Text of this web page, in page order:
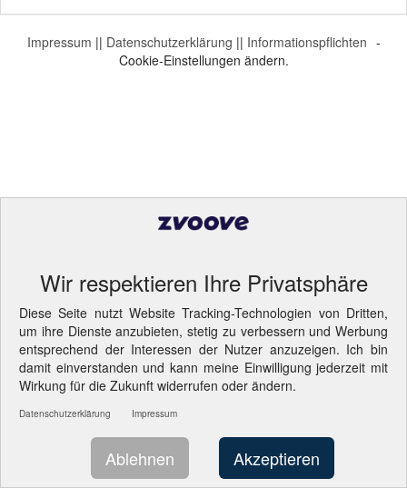
Impressum || Datenschutzerklärung || Informationspflichten -
Cookie-Einstellungen ändern.
Wir respektieren Ihre Privatsphäre
Diese Seite nutzt Website Tracking-Technologien von Dritten,
um ihre Dienste anzubieten, stetig zu verbessern und Werbung
entsprechend der Interessen der Nutzer anzuzeigen. Ich bin
damit einverstanden und kann meine Einwilligung jederzeit mit
Wirkung für die Zukunft widerrufen oder ändern.
Datenschutzerklärung Impressum
Ablehnen Akzeptieren